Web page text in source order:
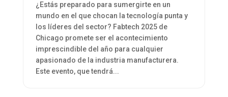
¿Estás preparado para sumergirte en un
mundo en el que chocan la tecnología punta y
los líderes del sector? Fabtech 2025 de
Chicago promete ser el acontecimiento
imprescindible del año para cualquier
apasionado de la industria manufacturera.
Este evento, que tendrá...